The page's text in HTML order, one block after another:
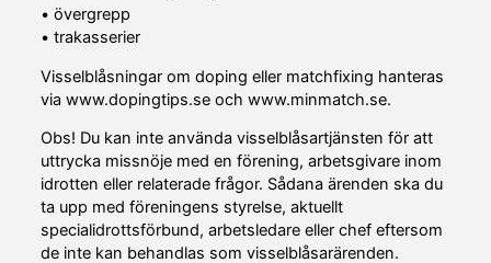
• övergrepp
• trakasserier
Visselblåsningar om doping eller matchfixing hanteras
via www.dopingtips.se och www.minmatch.se.
Obs! Du kan inte använda visselblåsartjänsten för att
uttrycka missnöje med en förening, arbetsgivare inom
idrotten eller relaterade frågor. Sådana ärenden ska du
ta upp med föreningens styrelse, aktuellt
specialidrottsförbund, arbetsledare eller chef eftersom
de inte kan behandlas som visselblåsarärenden.